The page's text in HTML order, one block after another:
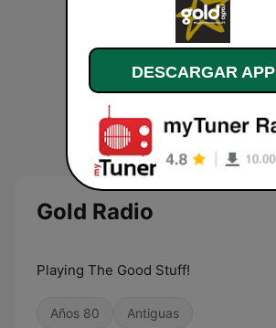
Gold Radio
Playing The Good Stuff!
Años 80 Antiguas
DESCARGAR APP